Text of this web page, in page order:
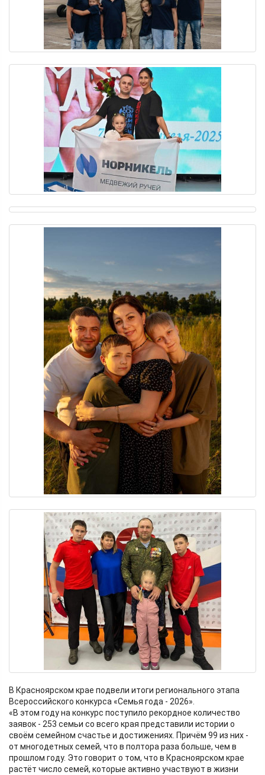
В Красноярском крае подвели итоги регионального этапа
Всероссийского конкурса «Семья года - 2026».
«В этом году на конкурс поступило рекордное количество
заявок - 253 семьи со всего края представили истории о
своём семейном счастье и достижениях. Причём 99 из них -
от многодетных семей, что в полтора раза больше, чем в
прошлом году. Это говорит о том, что в Красноярском крае
растёт число семей, которые активно участвуют в жизни